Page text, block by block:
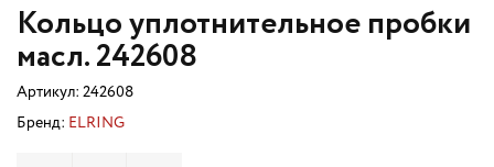
Кольцо уплотнительное пробки
масл. 242608
Артикул: 242608
Бренд: ELRING